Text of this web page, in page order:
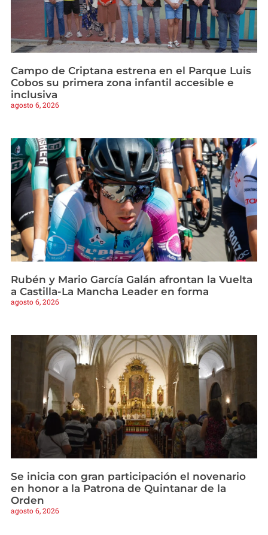
Campo de Criptana estrena en el Parque Luis
Cobos su primera zona infantil accesible e
inclusiva
agosto 6, 2026
Rubén y Mario García Galán afrontan la Vuelta
a Castilla-La Mancha Leader en forma
agosto 6, 2026
Se inicia con gran participación el novenario
en honor a la Patrona de Quintanar de la
Orden
agosto 6, 2026